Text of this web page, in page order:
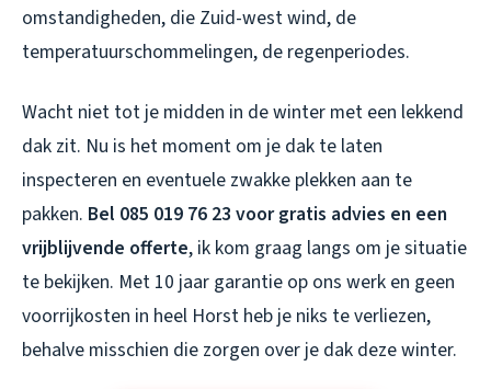
omstandigheden, die Zuid-west wind, de
temperatuurschommelingen, de regenperiodes.
Wacht niet tot je midden in de winter met een lekkend
dak zit. Nu is het moment om je dak te laten
inspecteren en eventuele zwakke plekken aan te
pakken. Bel 085 019 76 23 voor gratis advies en een
vrijblijvende offerte, ik kom graag langs om je situatie
te bekijken. Met 10 jaar garantie op ons werk en geen
voorrijkosten in heel Horst heb je niks te verliezen,
behalve misschien die zorgen over je dak deze winter.